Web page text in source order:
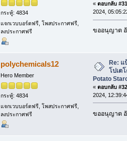
กระทู้: 4834
แจกเวบบอร์ดฟรี, โพสประกาศฟรี,
ลงประกาศฟรี
« ตอบกลับ
2024,
ขออนุญาต
polychemicals12
Hero Member
กระทู้: 4834
แจกเวบบอร์ดฟรี, โพสประกาศฟรี,
ลงประกาศฟรี
Re: แ
โปเต
Potato
« ตอบกลับ
2024,
ขออนุญาต